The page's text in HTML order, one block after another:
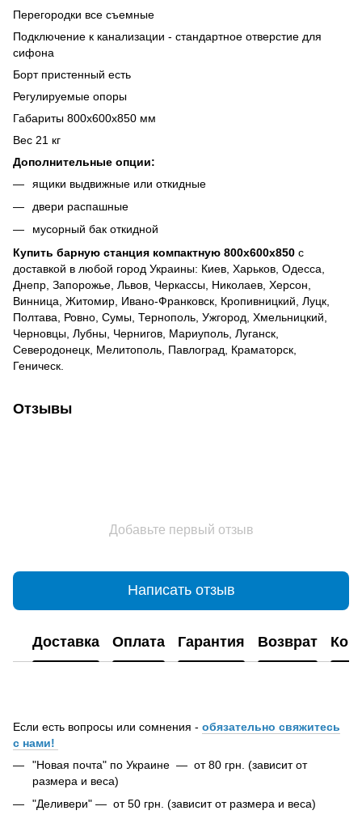
Перегородки все съемные
Подключение к канализации - стандартное отверстие для
сифона
Борт пристенный есть
Регулируемые опоры
Габариты 800х600х850 мм
Вес 21 кг
Дополнительные опции:
ящики выдвижные или откидные
двери распашные
мусорный бак откидной
Купить барную станция компактную 800х600х850 с
доставкой в любой город Украины: Киев, Харьков, Одесса,
Днепр, Запорожье, Львов, Черкассы, Николаев, Херсон,
Винница, Житомир, Ивано-Франковск, Кропивницкий, Луцк,
Полтава, Ровно, Сумы, Тернополь, Ужгород, Хмельницкий,
Черновцы, Лубны, Чернигов, Мариуполь, Луганск,
Северодонецк, Мелитополь, Павлоград, Краматорск,
Геническ.
Отзывы
Добавьте первый отзыв
Написать отзыв
Доставка Оплата Гарантия Возврат
Если есть вопросы или сомнения - обязательно свяжитесь
с нами!
"Новая почта" по Украине — от 80 грн. (зависит от
размера и веса)
"Деливери" — от 50 грн. (зависит от размера и веса)